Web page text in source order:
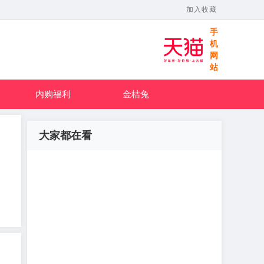
加入收藏
手
机
网
站
内购福利 金桔兔
大家都在看